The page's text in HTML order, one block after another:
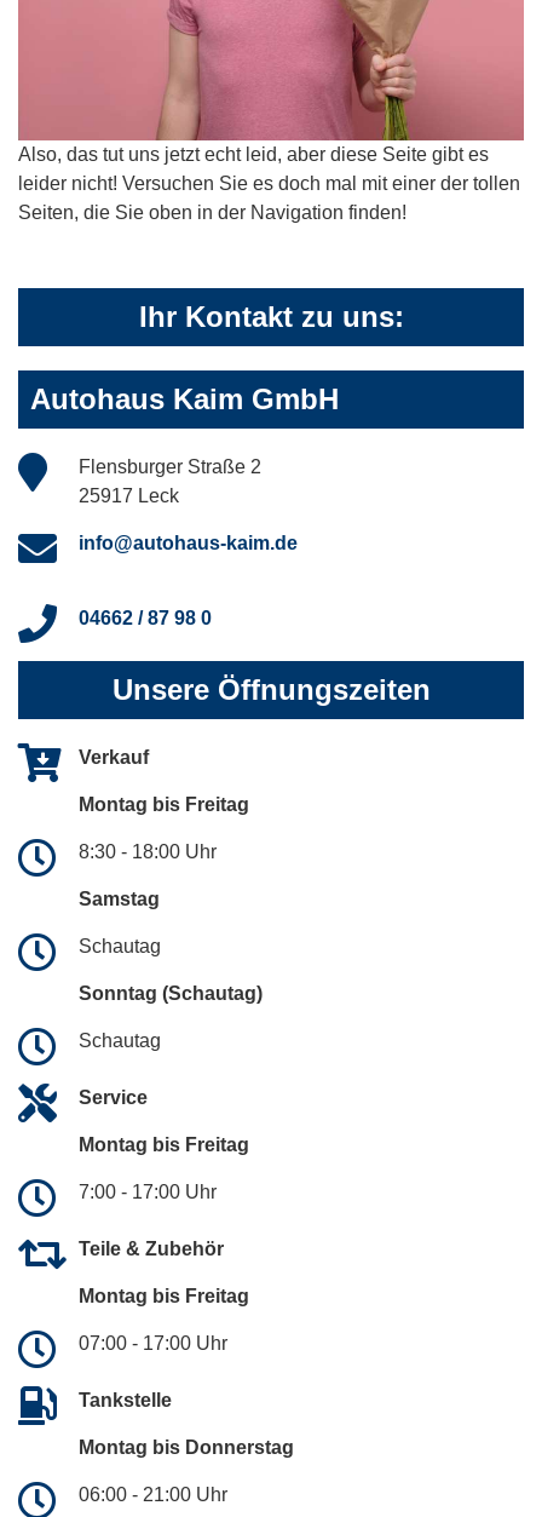
Also, das tut uns jetzt echt leid, aber diese Seite gibt es
leider nicht! Versuchen Sie es doch mal mit einer der tollen
Seiten, die Sie oben in der Navigation finden!
Ihr Kontakt zu uns:
Autohaus Kaim GmbH
Flensburger Straße 2
25917 Leck
info@autohaus-kaim.de
04662 / 87 98 0
Unsere Öffnungszeiten
Verkauf
Montag bis Freitag
8:30 - 18:00 Uhr
Samstag
Schautag
Sonntag (Schautag)
Schautag
Service
Montag bis Freitag
7:00 - 17:00 Uhr
Teile & Zubehör
Montag bis Freitag
07:00 - 17:00 Uhr
Tankstelle
Montag bis Donnerstag
06:00 - 21:00 Uhr